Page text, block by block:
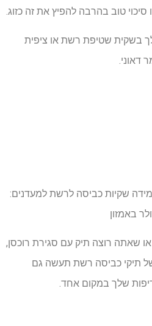
טוב בהרבה להפיץ את זה כזוג.
בשקית שטיפת רשת או ציפית
דאוני.
באמזון
או שאתה רוצה תיק עם סגירת רוכסן,
תיקי כביסה רשת תעשה גם
שלך במקום אחד.